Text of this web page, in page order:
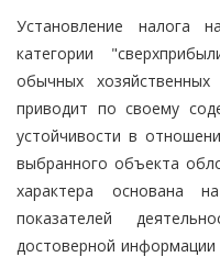
Установление налога
категории
обычных
приводит по своему
устойчивости в
выбранного объекта
характера основана
показателей
достоверной